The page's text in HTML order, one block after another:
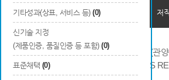
기타성과(상표, 서비스 등) (0)
신기술 지정
(제품인증, 품질인증 등 포함) (0)
표준채택 (0)
개인정보처리방침 회원가입약관 저
14066 경기도 안양시 동안구 시민대로 286 (
COPYRIGHTS © 2014 KAIA, ALL RIGHTS